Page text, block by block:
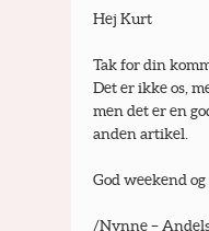
Hej Kurt
Tak for din
Det er ikke os,
men det er en
anden artikel.
God weekend og
/Nynne –